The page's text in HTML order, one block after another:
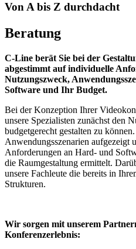
Von A bis Z durchdacht
Beratung
C-Line berät Sie bei der
abgestimmt auf individuelle
Nutzungszweck,
Software und Ihr Budget.
Bei der Konzeption Ihrer
unsere Spezialisten zunächst den
budgetgerecht gestalten zu
Anwendungsszenarien aufgezeigt
Anforderungen an Hard- und
die Raumgestaltung ermittelt.
unsere Fachleute die bereits in
Strukturen.
Wir sorgen mit unserem
Konferenzerlebnis: